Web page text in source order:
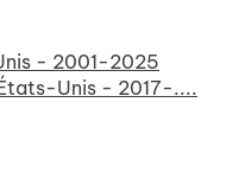
- 2001-2025
Unis - 2017-....